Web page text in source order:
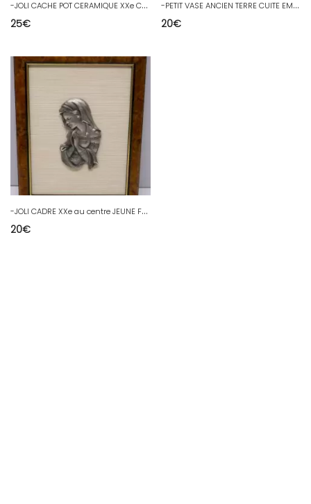
-
JOLI CACHE POT CERAMIQUE XXe Couleur SAUMON sans marque visible déco D
25€
-
PETIT VASE ANCIEN TERRE CUITE EMAILLEE TALAVERA? non signé déco CHIEN JAUNE D
20€
-
JOLI CADRE XXe au centre JEUNE FEMME en Prière ETAIN Signé BOCHES déco D
20€